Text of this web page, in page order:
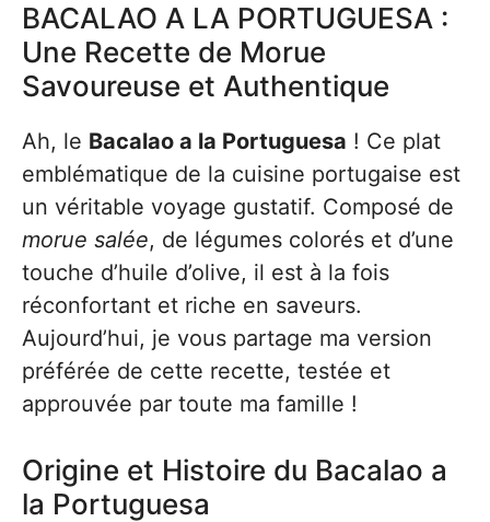
BACALAO A LA PORTUGUESA :
Une Recette de Morue
Savoureuse et Authentique
Ah, le Bacalao a la Portuguesa ! Ce plat
emblématique de la cuisine portugaise est
un véritable voyage gustatif. Composé de
morue salée, de légumes colorés et d’une
touche d’huile d’olive, il est à la fois
réconfortant et riche en saveurs.
Aujourd’hui, je vous partage ma version
préférée de cette recette, testée et
approuvée par toute ma famille !
Origine et Histoire du Bacalao a
la Portuguesa